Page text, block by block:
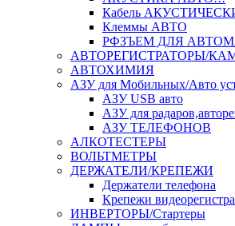
Кабель
Клеммы АВТО
РФЗЪЕМ ДЛЯ
АВТОРЕГИСТРАТОРЫ/
АВТОХИМИЯ
АЗУ для Мобильных/Авто
АЗУ USB авто
АЗУ для
АЗУ ТЕЛЕФОНОВ
АЛКОТЕСТЕРЫ
ВОЛЬТМЕТРЫ
ДЕРЖАТЕЛИ/КРЕПЕЖИ
Держатели телефона
Крепежи
ИНВЕРТОРЫ/Стартеры